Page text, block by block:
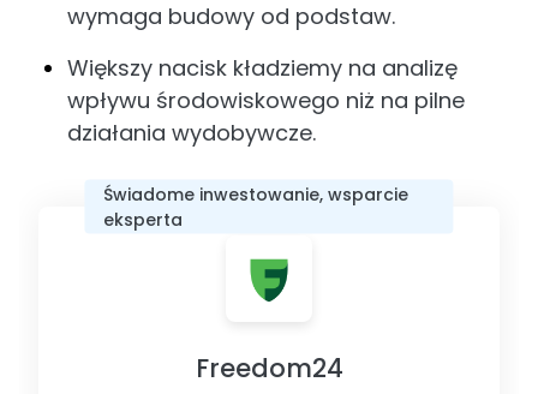
wymaga budowy od podstaw.
Większy nacisk kładziemy na analizę
wpływu środowiskowego niż na pilne
działania wydobywcze.
Świadome inwestowanie, wsparcie
eksperta
Freedom24